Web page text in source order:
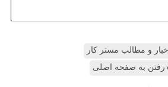
اخبار و مطالب مستر کار
رفتن به صفحه اصلی